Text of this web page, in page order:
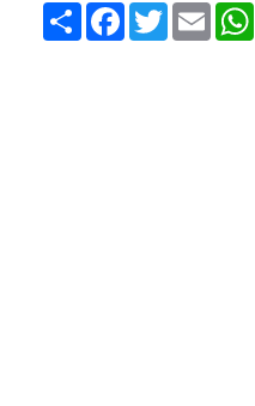
Compartilhar
Facebook
TwitterEmail